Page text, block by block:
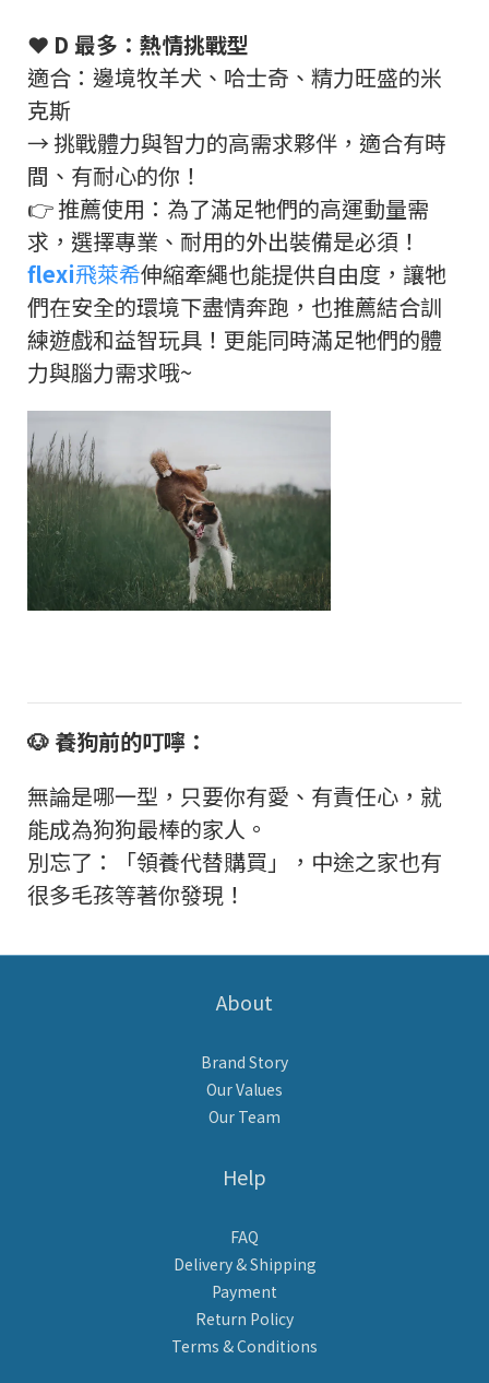
❤️ D 最多：熱情挑戰型
適合：邊境牧羊犬、哈士奇、精力旺盛的米
克斯
→ 挑戰體力與智力的高需求夥伴，適合有時
間、有耐心的你！
👉推薦使用：為了滿足牠們的高運動量需
求，選擇專業、耐用的外出裝備是必須！
flexi飛萊希伸縮牽繩也能提供自由度，讓牠
們在安全的環境下盡情奔跑，也推薦結合訓
練遊戲和益智玩具！更能同時滿足牠們的體
力與腦力需求哦~
🐶 養狗前的叮嚀：
無論是哪一型，只要你有愛、有責任心，就
能成為狗狗最棒的家人。
別忘了：「領養代替購買」，中途之家也有
很多毛孩等著你發現！
About
Brand Story
Our Values
Our Team
Help
FAQ
Delivery & Shipping
Payment
Return Policy
Terms & Conditions